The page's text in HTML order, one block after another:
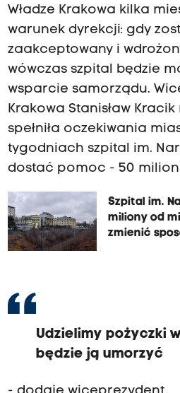
Władze Krakowa kilka
warunek dyrekcji: gdy
zaakceptowany i
wówczas szpital będzie
wsparcie samorządu.
Krakowa Stanisław
spełniła oczekiwania
tygodniach szpital im.
dostać pomoc - 50
Szpital im.
miliony od
zmienić
Udzielimy pożyczki
będzie ją umorzyć